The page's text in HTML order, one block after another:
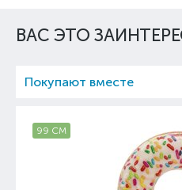
ВАС ЭТО
Покупают вместе
99 СМ